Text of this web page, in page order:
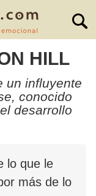
HILL
un influyente
conocido
desarrollo
lo que le
más de lo